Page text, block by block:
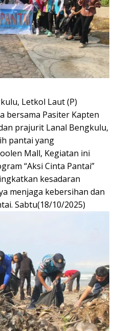
Letkol Laut (P)
bersama Pasiter Kapten
prajurit Lanal Bengkulu,
pantai yang
Mall, Kegiatan ini
“Aksi Cinta Pantai”
kesadaran
menjaga kebersihan dan
Sabtu(18/10/2025)